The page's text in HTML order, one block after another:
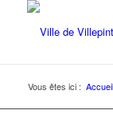
Vous êtes ici : Accueil